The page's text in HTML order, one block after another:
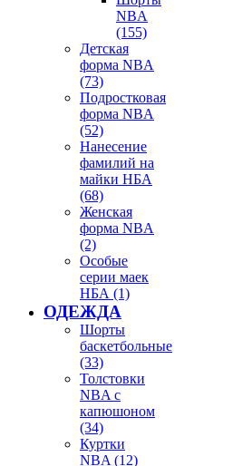
NBA
(155)
Детская
форма NBA
(73)
Подростковая
форма NBA
(52)
Нанесение
фамилий на
майки НБА
(68)
Женская
форма NBA
(2)
Особые
серии маек
НБА (1)
ОДЕЖДА
Шорты
баскетбольные
(33)
Толстовки
NBA с
капюшоном
(34)
Куртки
NBA (12)